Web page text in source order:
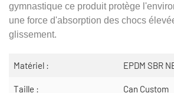
gymnastique ce produit protège
une force d'absorption des chocs
glissement.
Matériel : EPDM SBR
Taille : Can Custom